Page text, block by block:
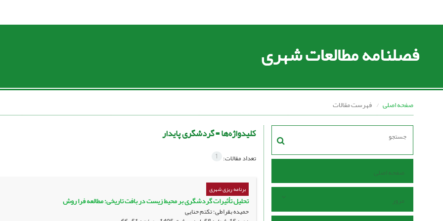
فصلنامه مطالعات شهری
صفحه اصلی فهرست مقالات
صفحه اصلی
مرور
کلیدواژه‌ها =گردشگری پایدار
تعداد مقالات: 1
برنامه ریزی شهری
تحلیل تأثیرات گردشگری بر محیط زیست در بافت تاریخی: مطالعه فرا روش
حمیده بقراطی؛ تکتم حنایی